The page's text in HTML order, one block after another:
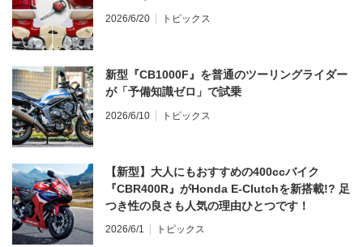
2026/6/20 トピックス
新型『CB1000F』を普通のツーリングライダー
が「予備知識ゼロ」で試乗
2026/6/10 トピックス
【新型】大人にもおすすめの400ccバイク
『CBR400R』がHonda E-Clutchを新搭載!? 足
つき性の良さも人気の理由ひとつです！
2026/6/1 トピックス